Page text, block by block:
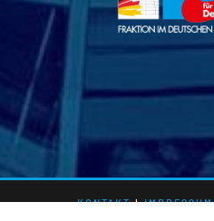
KONTAKTlIMPRESSUM